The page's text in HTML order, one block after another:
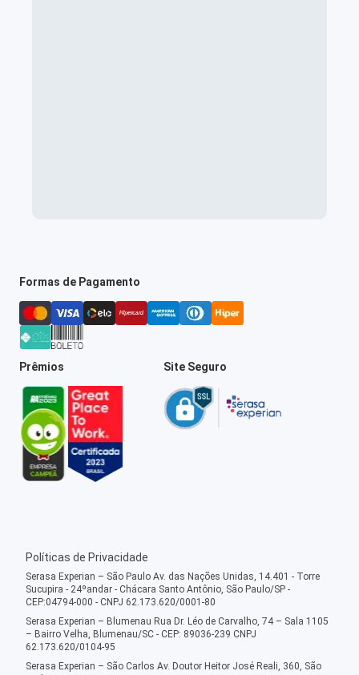
Formas de Pagamento
Prêmios Site Seguro
Políticas de Privacidade
Serasa Experian – São Paulo Av. das Nações Unidas, 14.401 - Torre
Sucupira - 24ºandar - Chácara Santo Antônio, São Paulo/SP -
CEP:04794-000 - CNPJ 62.173.620/0001-80
Serasa Experian – Blumenau Rua Dr. Léo de Carvalho, 74 – Sala 1105
– Bairro Velha, Blumenau/SC - CEP: 89036-239 CNPJ
62.173.620/0104-95
Serasa Experian – São Carlos Av. Doutor Heitor José Reali, 360, São